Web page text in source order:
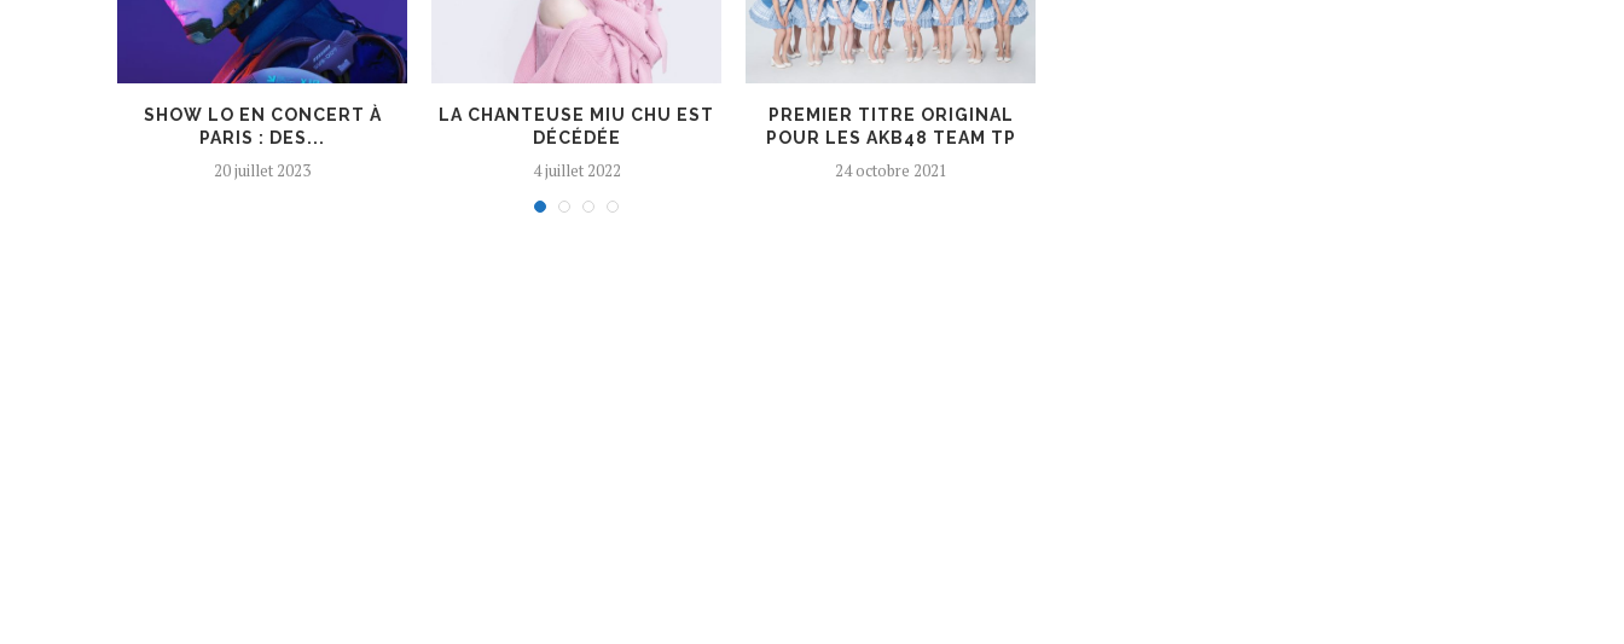
SHOW LO EN CONCERT À
PARIS : DES...
20 juillet 2023
LA CHANTEUSE MIU CHU EST
DÉCÉDÉE
4 juillet 2022
PREMIER TITRE ORIGINAL
POUR LES AKB48 TEAM TP
24 octobre 2021